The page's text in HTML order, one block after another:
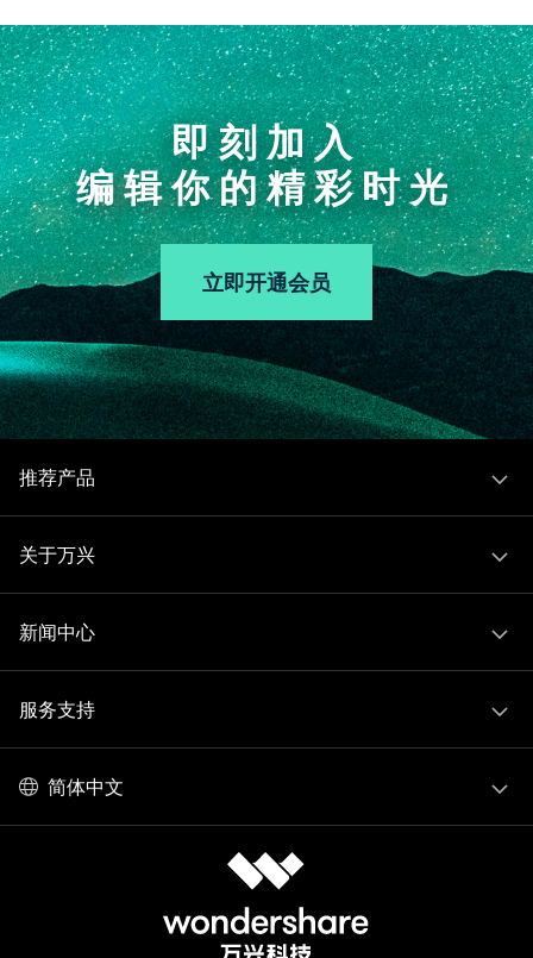
即刻加入
编辑你的精彩时光
立即开通会员
推荐产品
关于万兴
新闻中心
服务支持
简体中文